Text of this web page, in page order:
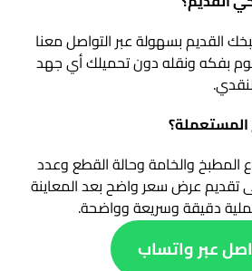
القديم بسهولة عبر التواصل معنا
بفكه ونقله دون تحميلك أي جهد
المطبخ والخامة وحالة القطع وعدد
تقديم عرض سعر واضح بعد المعاينة
دقيقة وسريعة وواضحة.
عبر واتساب